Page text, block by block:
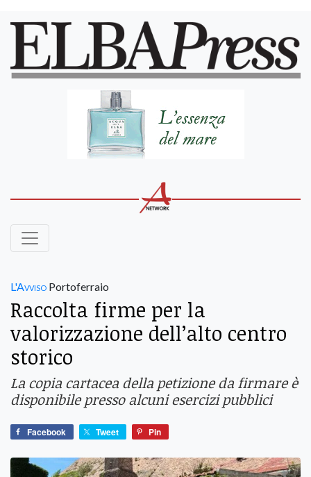
L'Avviso Portoferraio
Raccolta firme per la
valorizzazione dell’alto centro
storico
La copia cartacea della petizione da firmare è
disponibile presso alcuni esercizi pubblici
Facebook Tweet Pin